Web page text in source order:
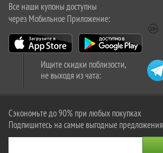
Все наши купоны доступны
через Мобильное Приложение:
Ищите скидки поблизости,
не выходя из чата:
Сэкономьте до 90% при любых покупках
Подпишитесь на самые выгодные предложения